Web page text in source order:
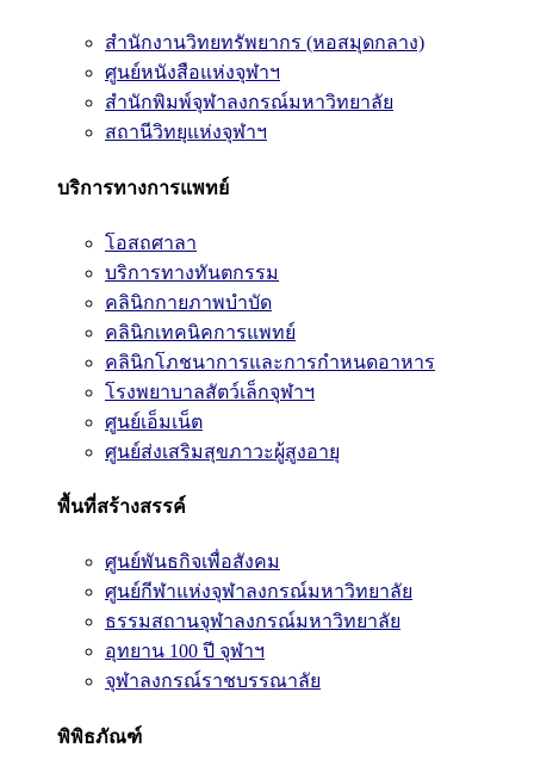
สำนักงานวิทยทรัพยากร (หอสมุดกลาง)
ศูนย์หนังสือแห่งจุฬาฯ
สำนักพิมพ์จุฬาลงกรณ์มหาวิทยาลัย
สถานีวิทยุแห่งจุฬาฯ
บริการทางการแพทย์
โอสถศาลา
บริการทางทันตกรรม
คลินิกกายภาพบำบัด
คลินิกเทคนิคการแพทย์
คลินิกโภชนาการและการกำหนดอาหาร
โรงพยาบาลสัตว์เล็กจุฬาฯ
ศูนย์เอ็มเน็ต
ศูนย์ส่งเสริมสุขภาวะผู้สูงอายุ
พื้นที่สร้างสรรค์
ศูนย์พันธกิจเพื่อสังคม
ศูนย์กีฬาแห่งจุฬาลงกรณ์มหาวิทยาลัย
ธรรมสถานจุฬาลงกรณ์มหาวิทยาลัย
อุทยาน 100 ปี จุฬาฯ
จุฬาลงกรณ์ราชบรรณาลัย
พิพิธภัณฑ์